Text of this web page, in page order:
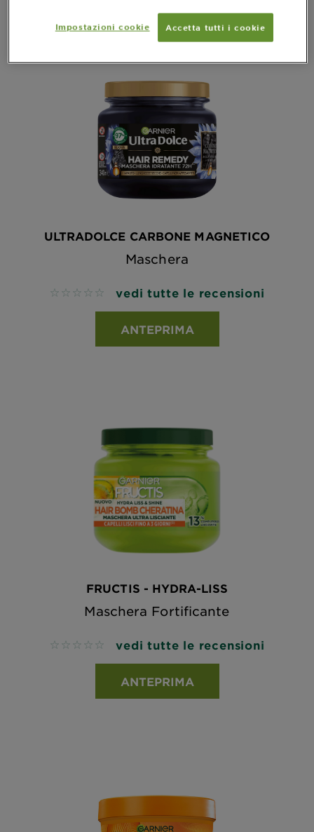
ULTRADOLCE CARBONE MAGNETICO
Maschera
No reviews vedi tutte le recensioni
ANTEPRIMA
FRUCTIS - HYDRA-LISS
Maschera Fortificante
No reviews vedi tutte le recensioni
ANTEPRIMA
Impostazioni cookie Accetta tutti i cookie